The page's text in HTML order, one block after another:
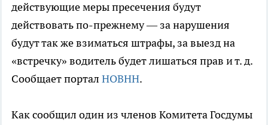
действующие меры пресечения будут
действовать по-прежнему — за нарушения
будут так же взиматься штрафы, за выезд на
«встречку» водитель будет лишаться прав и т. д.
Сообщает портал НОВНН.
Как сообщил один из членов Комитета Госдумы